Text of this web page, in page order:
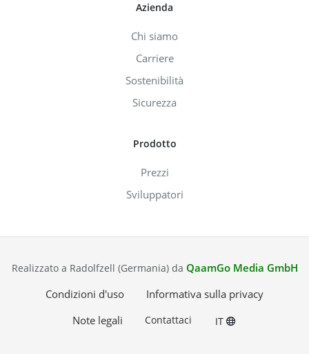
Azienda
Chi siamo
Carriere
Sostenibilità
Sicurezza
Prodotto
Prezzi
Sviluppatori
Realizzato a Radolfzell (Germania) da QaamGo Media GmbH
Condizioni d'uso
Informativa sulla privacy
Note legali
Contattaci IT